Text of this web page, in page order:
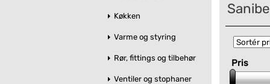
Køkken
Varme og styring
Rør, fittings og tilbehør
Ventiler og stophaner
Pris